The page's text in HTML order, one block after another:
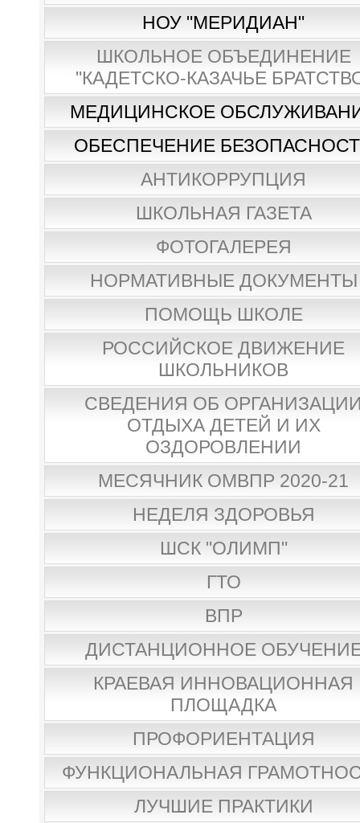
НОУ "МЕРИДИАН"
ШКОЛЬНОЕ ОБЪЕДИНЕНИЕ
"КАДЕТСКО-КАЗАЧЬЕ
МЕДИЦИНСКОЕ
ОБЕСПЕЧЕНИЕ
АНТИКОРРУПЦИЯ
ШКОЛЬНАЯ ГАЗЕТА
ФОТОГАЛЕРЕЯ
НОРМАТИВНЫЕ ДОКУМЕНТЫ
ПОМОЩЬ ШКОЛЕ
РОССИЙСКОЕ ДВИЖЕНИЕ
ШКОЛЬНИКОВ
СВЕДЕНИЯ ОБ
ОТДЫХА ДЕТЕЙ И ИХ
ОЗДОРОВЛЕНИИ
МЕСЯЧНИК ОМВПР 2020-21
НЕДЕЛЯ ЗДОРОВЬЯ
ШСК "ОЛИМП"
ГТО
ВПР
ДИСТАНЦИОННОЕ
КРАЕВАЯ ИННОВАЦИОННАЯ
ПЛОЩАДКА
ПРОФОРИЕНТАЦИЯ
ФУНКЦИОНАЛЬНАЯ
ЛУЧШИЕ ПРАКТИКИ